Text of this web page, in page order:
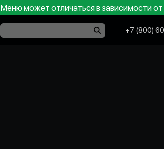
Меню может отличаться в зависимости
+7 (800)